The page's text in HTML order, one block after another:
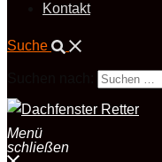
Kontakt
Suche
Menü
schließen